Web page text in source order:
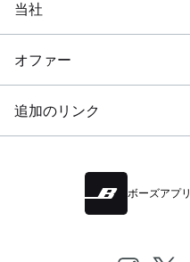
当社
オファー
追加のリンク
ボーズアプリ